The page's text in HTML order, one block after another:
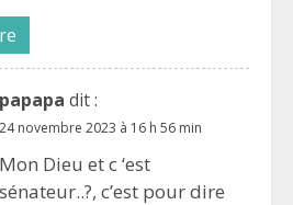
papapa dit :
24 novembre 2023 à 16 h 56 min
Mon Dieu et c ‘est
sénateur..?, c’est pour dire